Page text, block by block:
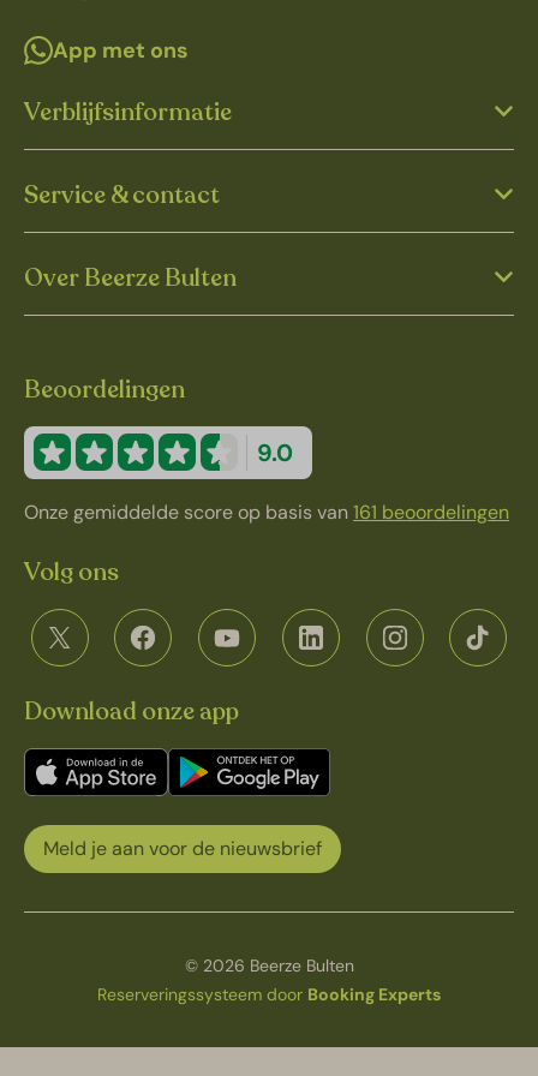
App met ons
Verblijfsinformatie
Service & contact
Over Beerze Bulten
Beoordelingen
9.0
Onze gemiddelde score op basis van161 beoordelingen
Volg ons
Download onze app
Meld je aan voor de nieuwsbrief
© 2026 Beerze Bulten
Reserveringssysteem door Booking Experts